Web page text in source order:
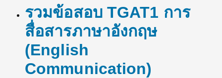
รวมข้อสอบ TGAT1 การ
สื่อสารภาษาอังกฤษ
(English
Communication)